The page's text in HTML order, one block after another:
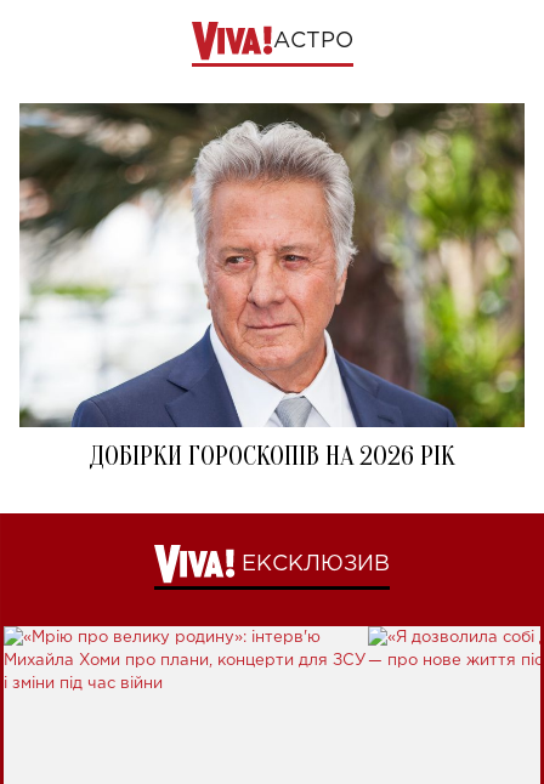
АСТРО
ДОБІРКИ ГОРОСКОПІВ НА 2026 РІК
ЕКСКЛЮЗИВ